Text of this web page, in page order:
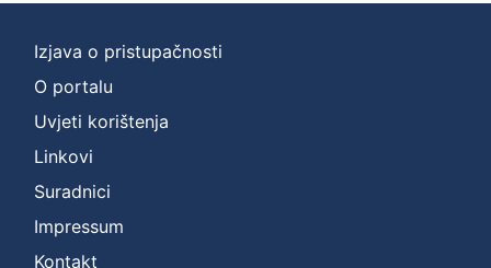
Izjava o pristupačnosti
O portalu
Uvjeti korištenja
Linkovi
Suradnici
Impressum
Kontakt